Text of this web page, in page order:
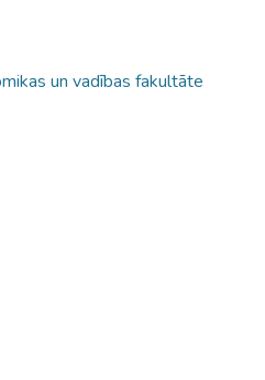
un vadības fakultāte